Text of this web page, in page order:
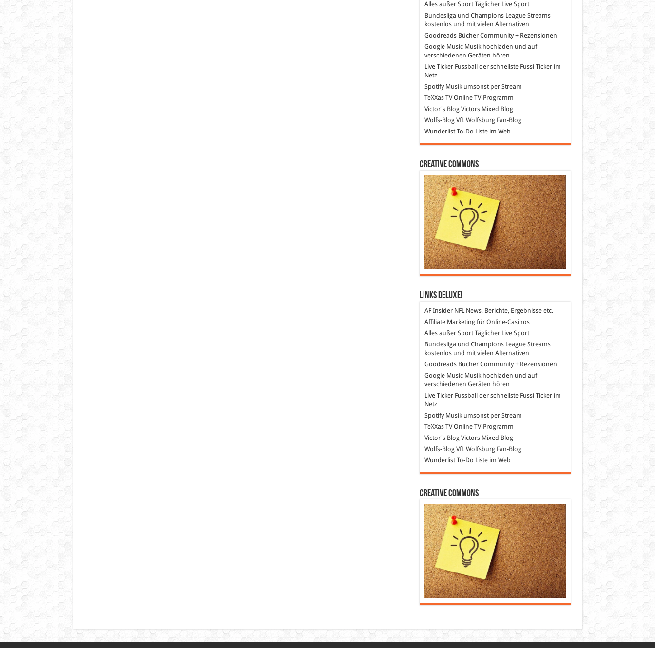
Alles außer SportTäglicher Live Sport
Bundesliga und Champions League Streams
kostenlos und mit vielen Alternativen
GoodreadsBücher Community + Rezensionen
Google MusicMusik hochladen und auf
verschiedenen Geräten hören
Live Ticker Fussball
der schnellste Fussi Ticker im
Netz
SpotifyMusik umsonst per Stream
TeXXas TVOnline TV-Programm
Victor's BlogVictors Mixed Blog
Wolfs-BlogVfL Wolfsburg Fan-Blog
WunderlistTo-Do Liste im Web
Creative Commons
Links DeLuXe!
AF InsiderNFL News, Berichte, Ergebnisse etc.
Affiliate Marketingfür Online-Casinos
Alles außer SportTäglicher Live Sport
Bundesliga und Champions League Streams
kostenlos und mit vielen Alternativen
GoodreadsBücher Community + Rezensionen
Google MusicMusik hochladen und auf
verschiedenen Geräten hören
Live Ticker Fussball
der schnellste Fussi Ticker im
Netz
SpotifyMusik umsonst per Stream
TeXXas TVOnline TV-Programm
Victor's BlogVictors Mixed Blog
Wolfs-BlogVfL Wolfsburg Fan-Blog
WunderlistTo-Do Liste im Web
Creative Commons